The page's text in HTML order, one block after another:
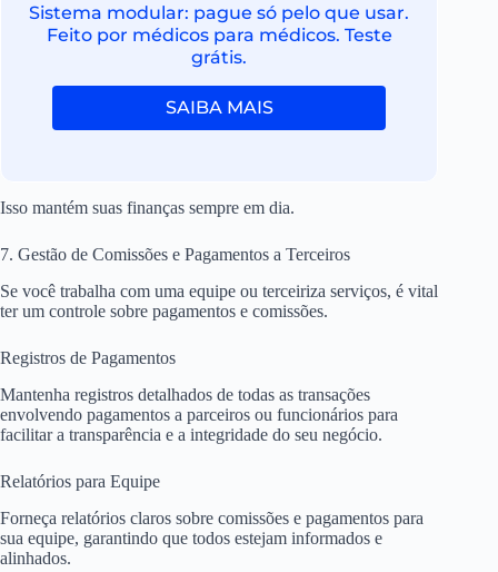
Sistema modular: pague só pelo que usar.
Feito por médicos para médicos. Teste
grátis.
SAIBA MAIS
Isso mantém suas finanças sempre em dia.
7. Gestão de Comissões e Pagamentos a Terceiros
Se você trabalha com uma equipe ou terceiriza serviços, é vital
ter um controle sobre pagamentos e comissões.
Registros de Pagamentos
Mantenha registros detalhados de todas as transações
envolvendo pagamentos a parceiros ou funcionários para
facilitar a transparência e a integridade do seu negócio.
Relatórios para Equipe
Forneça relatórios claros sobre comissões e pagamentos para
sua equipe, garantindo que todos estejam informados e
alinhados.